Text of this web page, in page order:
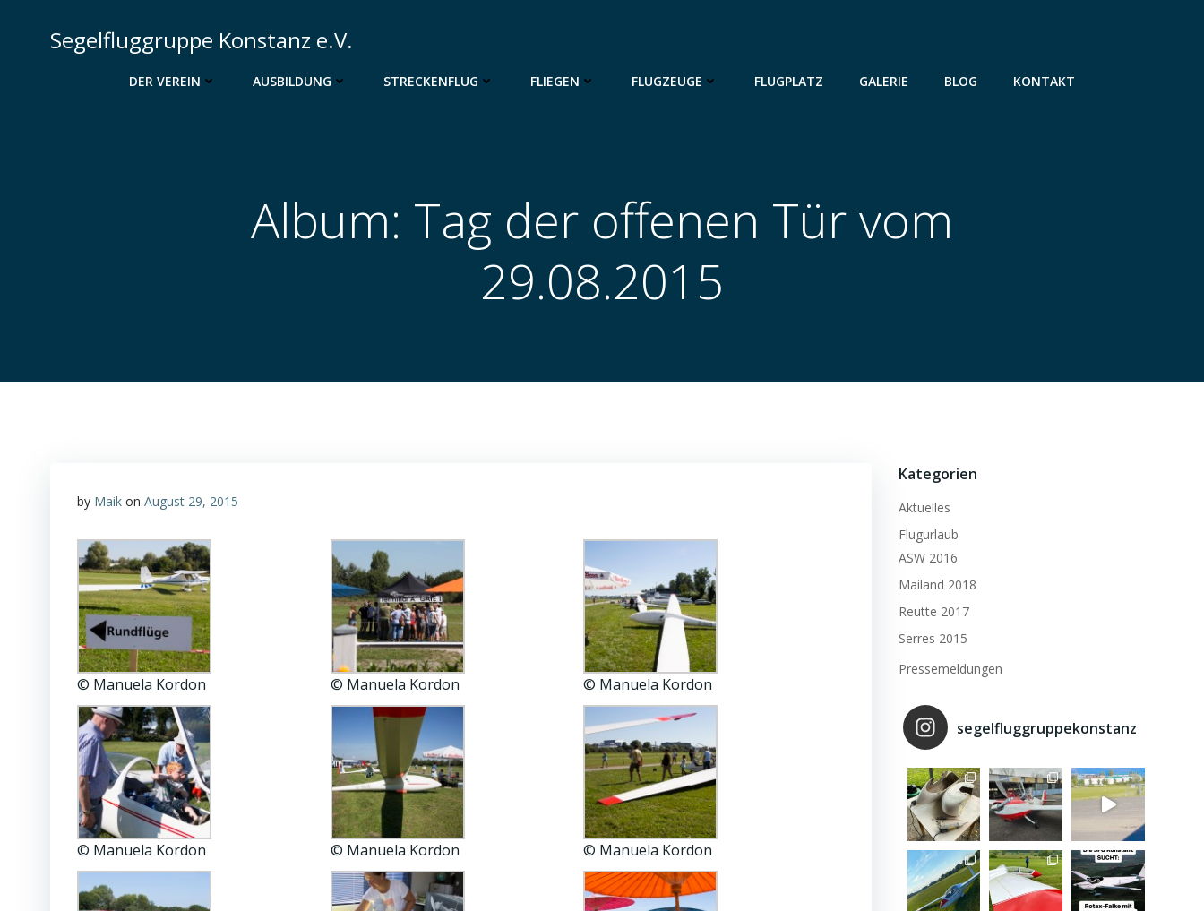
springenSegelfluggruppe Konstanz e.V.
DER VEREIN AUSBILDUNG STRECKENFLUG FLIEGEN FLUGZEUGE FLUGPLATZ GALERIE BLOG KONTAKT
Album: Tag der offenen Tür vom
29.08.2015
by Maik on August 29, 2015
© Manuela Kordon © Manuela Kordon © Manuela Kordon
© Manuela Kordon © Manuela Kordon © Manuela Kordon
Kategorien
Aktuelles
Flugurlaub
ASW 2016
Mailand 2018
Reutte 2017
Serres 2015
Pressemeldungen
segelfluggruppekonstanz